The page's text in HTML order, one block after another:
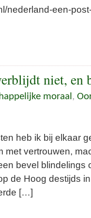
een-post-
niet, en
moraal ,
heb ik bij elkaar
met vertrouwen,
bevel blindelings
de Hoog destijds
[…]